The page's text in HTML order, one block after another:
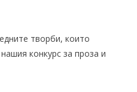
творби, които
конкурс за проза и